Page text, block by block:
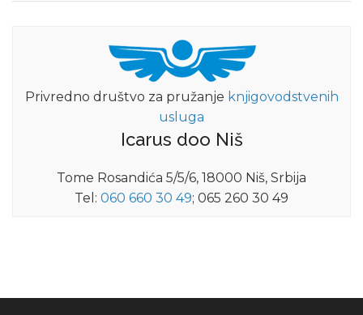
Privredno društvo za pružanje knjigovodstvenih
usluga
Icarus doo Niš
Tome Rosandića 5/5/6, 18000 Niš, Srbija
Tel: 060 660 30 49; 065 260 30 49